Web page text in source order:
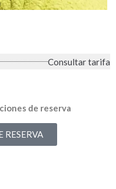
Consultar tarifa
de reserva
RESERVA